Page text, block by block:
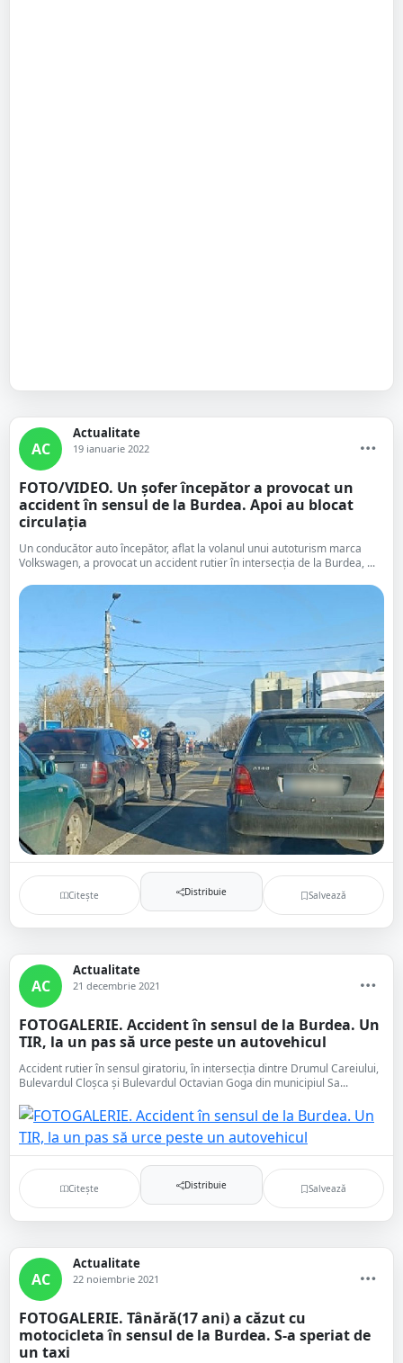
AC
Actualitate
19 ianuarie 2022
FOTO/VIDEO. Un șofer începător a provocat un
accident în sensul de la Burdea. Apoi au blocat
circulația
Un conducător auto începător, aflat la volanul unui autoturism marca
Volkswagen, a provocat un accident rutier în intersecția de la Burdea, ...
Citește Distribuie Salvează
AC
Actualitate
21 decembrie 2021
FOTOGALERIE. Accident în sensul de la Burdea. Un
TIR, la un pas să urce peste un autovehicul
Accident rutier în sensul giratoriu, în intersecția dintre Drumul Careiului,
Bulevardul Cloșca și Bulevardul Octavian Goga din municipiul Sa...
Citește Distribuie Salvează
AC
Actualitate
22 noiembrie 2021
FOTOGALERIE. Tânără(17 ani) a căzut cu
motocicleta în sensul de la Burdea. S-a speriat de
un taxi